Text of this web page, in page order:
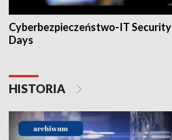
Cyberbezpieczeństwo-IT Security
Days
HISTORIA